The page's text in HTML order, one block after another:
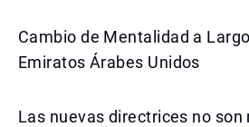
Cambio de Mentalidad a
Emiratos Árabes Unidos
Las nuevas directrices no son